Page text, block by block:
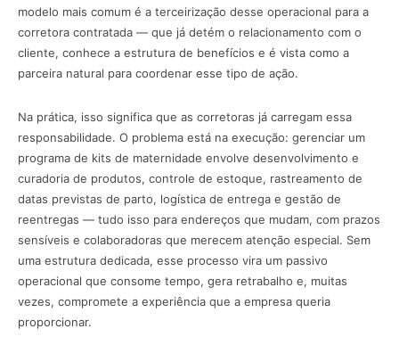
modelo mais comum é a terceirização desse operacional para a
corretora contratada — que já detém o relacionamento com o
cliente, conhece a estrutura de benefícios e é vista como a
parceira natural para coordenar esse tipo de ação.
Na prática, isso significa que as corretoras já carregam essa
responsabilidade. O problema está na execução: gerenciar um
programa de kits de maternidade envolve desenvolvimento e
curadoria de produtos, controle de estoque, rastreamento de
datas previstas de parto, logística de entrega e gestão de
reentregas — tudo isso para endereços que mudam, com prazos
sensíveis e colaboradoras que merecem atenção especial. Sem
uma estrutura dedicada, esse processo vira um passivo
operacional que consome tempo, gera retrabalho e, muitas
vezes, compromete a experiência que a empresa queria
proporcionar.